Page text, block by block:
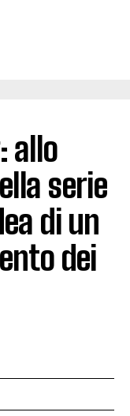
allo
serie
di un
dei